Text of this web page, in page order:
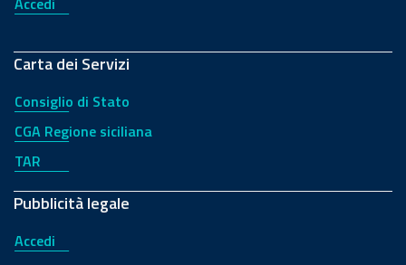
Carta dei Servizi
Consiglio di Stato
CGA Regione siciliana
TAR
Pubblicità legale
Accedi